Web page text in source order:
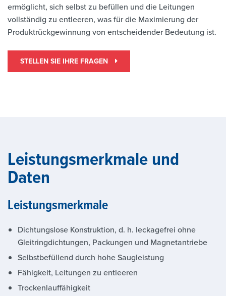
ermöglicht, sich selbst zu befüllen und die Leitungen
vollständig zu entleeren, was für die Maximierung der
Produktrückgewinnung von entscheidender Bedeutung ist.
STELLEN SIE IHRE FRAGEN
Leistungsmerkmale und
Daten
Leistungsmerkmale
Dichtungslose Konstruktion, d. h. leckagefrei ohne
Gleitringdichtungen, Packungen und Magnetantriebe
Selbstbefüllend durch hohe Saugleistung
Fähigkeit, Leitungen zu entleeren
Trockenlauffähigkeit